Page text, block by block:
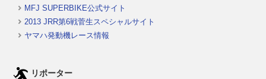
MFJ SUPERBIKE公式サイト
2013 JRR第6戦菅生スペシャルサイト
ヤマハ発動機レース情報
リポーター